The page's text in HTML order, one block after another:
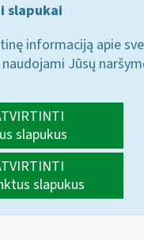
slapukai
informaciją apie
Jūsų
slapukus
slapukus